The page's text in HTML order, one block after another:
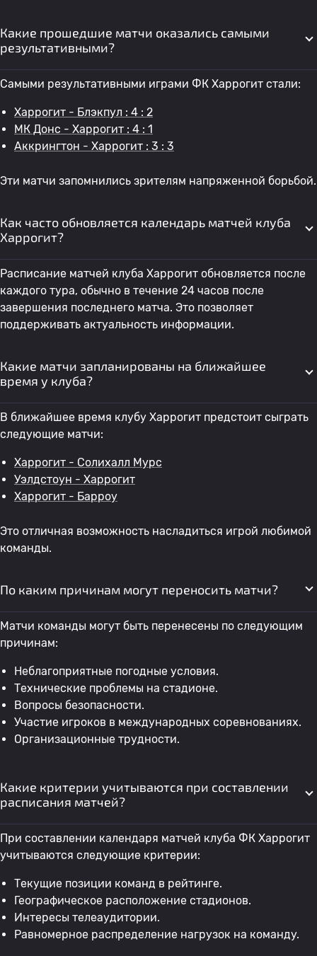
Какие прошедшие матчи оказались самыми
результативными?
Самыми результативными играми ФК Харрогит стали:
Харрогит - Блэкпул : 4 : 2
МК Донс - Харрогит : 4 : 1
Аккрингтон - Харрогит : 3 : 3
Эти матчи запомнились зрителям напряженной борьбой.
Как часто обновляется календарь матчей клуба
Харрогит?
Расписание матчей клуба Харрогит обновляется после
каждого тура, обычно в течение 24 часов после
завершения последнего матча. Это позволяет
поддерживать актуальность информации.
Какие матчи запланированы на ближайшее
время у клуба?
В ближайшее время клубу Харрогит предстоит сыграть
следующие матчи:
Харрогит - Солихалл Мурс
Уэлдстоун - Харрогит
Харрогит - Барроу
Это отличная возможность насладиться игрой любимой
команды.
По каким причинам могут переносить матчи?
Матчи команды могут быть перенесены по следующим
причинам:
Неблагоприятные погодные условия.
Технические проблемы на стадионе.
Вопросы безопасности.
Участие игроков в международных соревнованиях.
Организационные трудности.
Какие критерии учитываются при составлении
расписания матчей?
При составлении календаря матчей клуба ФК Харрогит
учитываются следующие критерии:
Текущие позиции команд в рейтинге.
Географическое расположение стадионов.
Интересы телеаудитории.
Равномерное распределение нагрузок на команду.